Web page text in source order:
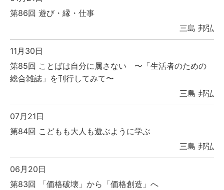
第86回 遊び・縁・仕事
三島 邦弘
11月30日
第85回 ことばは自分に属さない 〜「生活者のための
総合雑誌」を刊行してみて〜
三島 邦弘
07月21日
第84回 こどもも大人も遊ぶように学ぶ
三島 邦弘
06月20日
第83回 「価格破壊」から「価格創造」へ